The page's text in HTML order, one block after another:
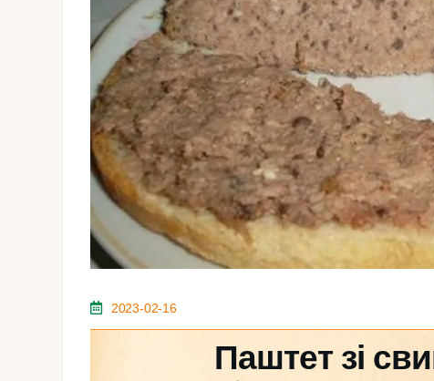
2023-02-16
Паштет зі